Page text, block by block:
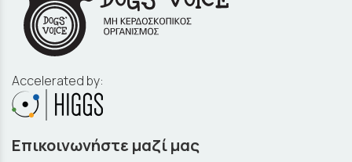
Accelerated by:
Επικοινωνήστε μαζί μας